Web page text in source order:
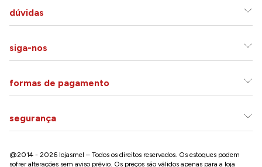
dúvidas
siga-nos
formas de pagamento
segurança
@2014 - 2026 lojasmel – Todos os direitos reservados. Os estoques podem
sofrer alterações sem aviso prévio. Os preços são válidos apenas para a loja